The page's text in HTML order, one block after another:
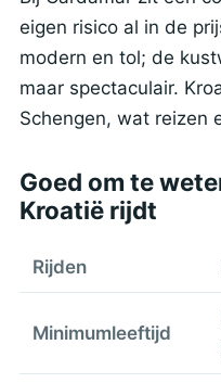
eigen risico al in de
modern en tol; de
maar spectaculair.
Schengen, wat reizen
Goed om te
Kroatië rijdt
Rijden
Minimumleeftijd